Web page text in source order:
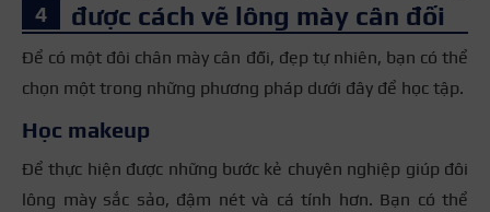
được cách vẽ lông mày cân đối
Để có một đôi chân mày cân đối, đẹp tự nhiên, bạn có thể
chọn một trong những phương pháp dưới đây để học tập.
Học makeup
Để thực hiện được những bước kẻ chuyên nghiệp giúp đôi
lông mày sắc sảo, đậm nét và cá tính hơn. Bạn có thể